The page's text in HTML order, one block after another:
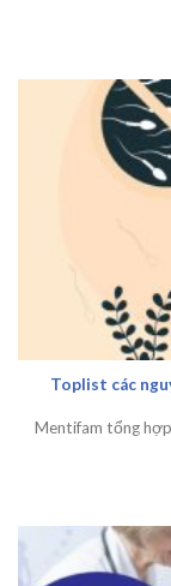
Toplist các
Mentifam tổng